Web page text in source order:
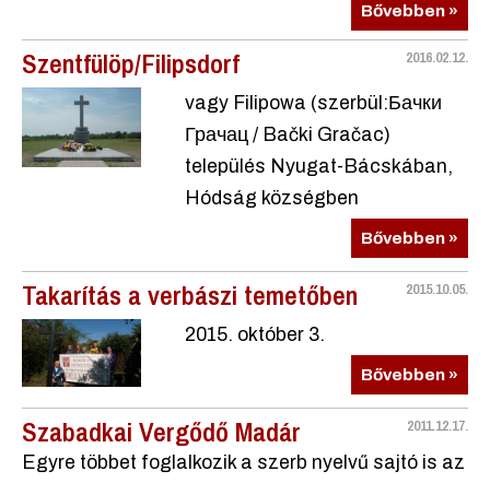
Bővebben »
2016.02.12.
Szentfülöp/Filipsdorf
vagy Filipowa (szerbül:Бачки
Грачац / Bački Gračac)
település Nyugat-Bácskában,
Hódság községben
Bővebben »
2015.10.05.
Takarítás a verbászi temetőben
2015. október 3.
Bővebben »
2011.12.17.
Szabadkai Vergődő Madár
Egyre többet foglalkozik a szerb nyelvű sajtó is az